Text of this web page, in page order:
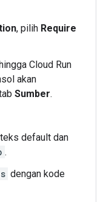
, pilih Require
Cloud Run
akan
Sumber.
default dan
.
dengan kode